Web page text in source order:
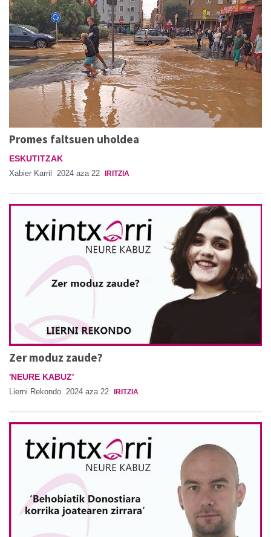
Promes faltsuen uholdea
ESKUTITZAK
Xabier Karril 2024 aza 22 IRITZIA
Zer moduz zaude?
'NEURE KABUZ'
Lierni Rekondo 2024 aza 22 IRITZIA